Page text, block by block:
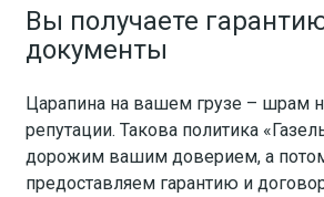
Вы получаете
документы
Царапина на вашем грузе – шрам
репутации. Такова политика
дорожим вашим доверием, а
предоставляем гарантию и